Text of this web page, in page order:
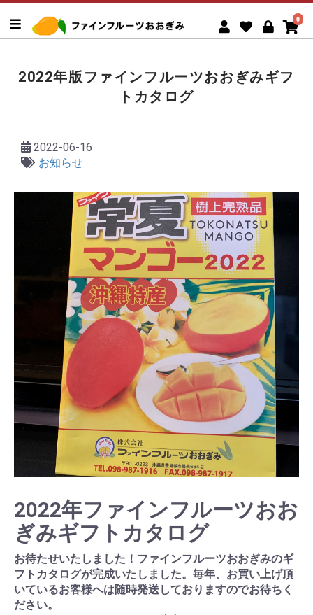
0
2022年版ファインフルーツおおぎみギフ
トカタログ
2022-06-16
お知らせ
2022年ファインフルーツおお
ぎみギフトカタログ
お待たせいたしました！ファインフルーツおおぎみのギ
フトカタログが完成いたしました。毎年、お買い上げ頂
いているお客様へは随時発送しておりますのでお待ちく
ださい。